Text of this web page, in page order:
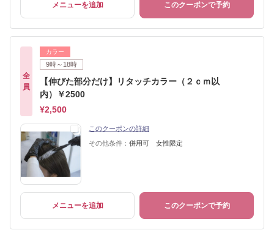
メニューを追加 このクーポンで予約
全
員
カラー
9時～18時
【伸びた部分だけ】リタッチカラー（２ｃｍ以
内）￥2500
¥2,500
このクーポンの詳細
その他条件： 併用可 女性限定
メニューを追加 このクーポンで予約